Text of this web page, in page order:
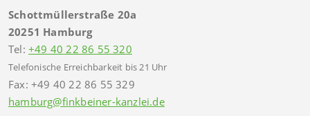
Schottmüllerstraße 20a
20251 Hamburg
Tel: +49 40 22 86 55 320
Telefonische Erreichbarkeit bis 21 Uhr
Fax: +49 40 22 86 55 329
hamburg@finkbeiner-kanzlei.de